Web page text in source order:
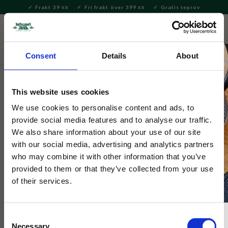
Consent Details About
This website uses cookies
We use cookies to personalise content and ads, to
provide social media features and to analyse our traffic.
We also share information about your use of our site
with our social media, advertising and analytics partners
who may combine it with other information that you’ve
provided to them or that they’ve collected from your use
of their services.
Necessary
Meny
Frakt 39 KR Fri frakt över 399 KR Gratis teprov
Säsong Jul Julpynt
Selected by Tehuset Java
Julbarn Hjärta Med Hänge
En söt jul flicka i julkläder som sprider julstämning i granen eller